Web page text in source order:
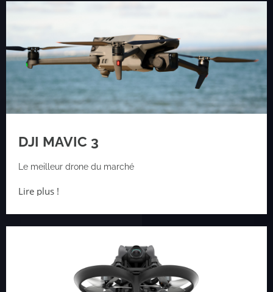
DJI MAVIC 3
Le meilleur drone du marché
Lire plus !